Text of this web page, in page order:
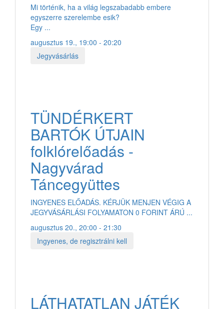
Mi történik, ha a világ legszabadabb embere
egyszerre szerelembe esik?
Egy ...
augusztus 19., 19:00 - 20:20
Jegyvásárlás
TÜNDÉRKERT
BARTÓK ÚTJAIN
folklórelőadás -
Nagyvárad
Táncegyüttes
INGYENES ELŐADÁS. KÉRJÜK MENJEN VÉGIG A
JEGYVÁSÁRLÁSI FOLYAMATON 0 FORINT ÁRÚ ...
augusztus 20., 20:00 - 21:30
Ingyenes, de regisztrálni kell
LÁTHATATLAN JÁTÉK